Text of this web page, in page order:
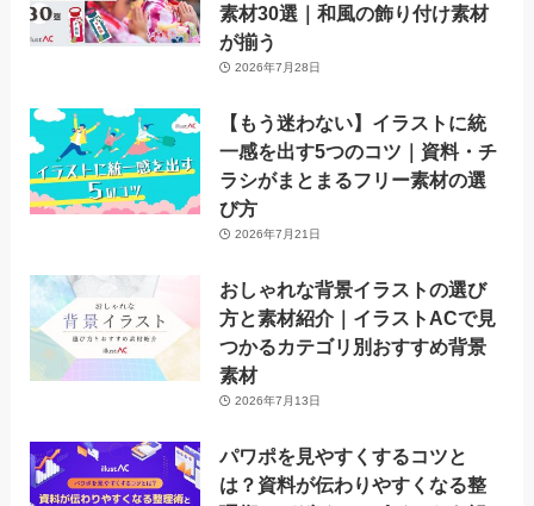
素材30選｜和風の飾り付け素材
が揃う
2026年7月28日
【もう迷わない】イラストに統
一感を出す5つのコツ｜資料・チ
ラシがまとまるフリー素材の選
び方
2026年7月21日
おしゃれな背景イラストの選び
方と素材紹介｜イラストACで見
つかるカテゴリ別おすすめ背景
素材
2026年7月13日
パワポを見やすくするコツと
は？資料が伝わりやすくなる整